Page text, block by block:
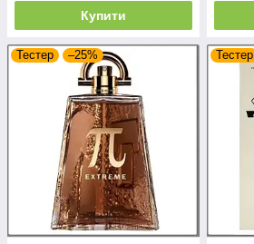
Купити
Тестер –25% Тестер